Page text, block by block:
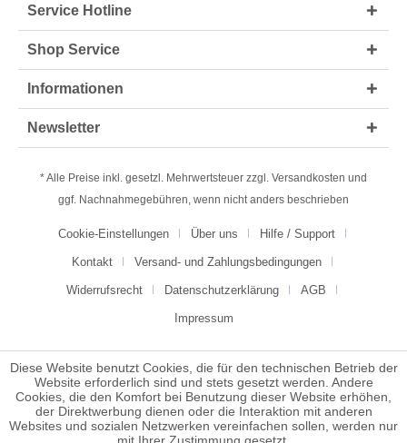
Service Hotline
Shop Service
Informationen
Newsletter
* Alle Preise inkl. gesetzl. Mehrwertsteuer zzgl. Versandkosten und
ggf. Nachnahmegebühren, wenn nicht anders beschrieben
Cookie-Einstellungen Über uns Hilfe / Support
Kontakt Versand- und Zahlungsbedingungen
Widerrufsrecht Datenschutzerklärung AGB
Impressum
Diese Website benutzt Cookies, die für den technischen Betrieb der
Website erforderlich sind und stets gesetzt werden. Andere
Cookies, die den Komfort bei Benutzung dieser Website erhöhen,
der Direktwerbung dienen oder die Interaktion mit anderen
Websites und sozialen Netzwerken vereinfachen sollen, werden nur